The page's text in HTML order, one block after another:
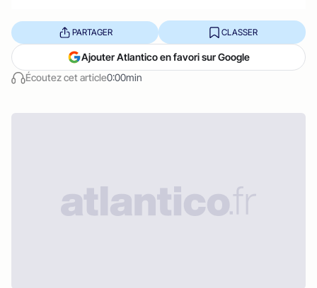
Écoutez cet article0:00min
PARTAGER CLASSER
Ajouter Atlantico en favori sur Google